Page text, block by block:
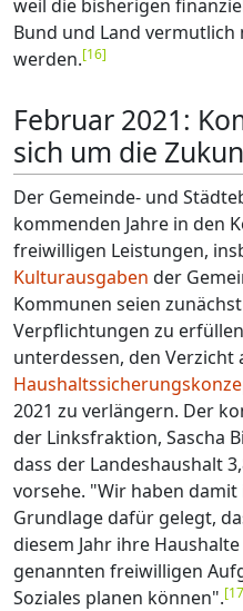
weil die bisherigen
Bund und Land
werden.[16]
Februar 2021:
sich um die
Der Gemeinde- und
kommenden Jahre in den
freiwilligen Leistungen,
Kulturausgaben der
Kommunen seien
Verpflichtungen zu
unterdessen, den Verzicht
2021 zu verlängern. Der
der Linksfraktion, Sascha
dass der Landeshaushalt
vorsehe. "Wir haben
Grundlage dafür gelegt,
diesem Jahr ihre
genannten freiwilligen
Soziales planen können".[17